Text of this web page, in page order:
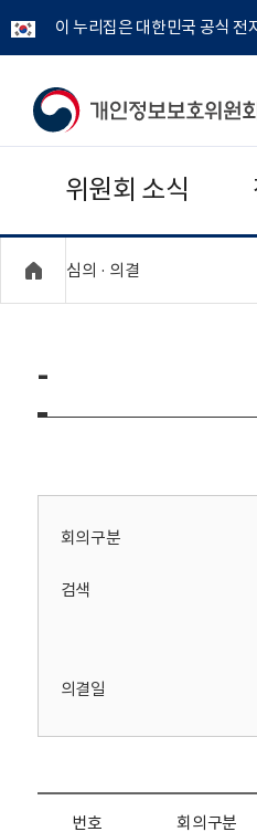
이 누리집은 대한민국 공식 전
개
보
보
위
회
위원회 소식
심의 · 의결
-
회의구분
검색
의결일
번호 회의구분